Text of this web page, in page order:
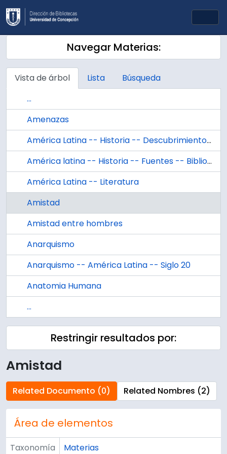
Skip to main content
Navegar Materias:
Vista de árbol Lista
Búsqueda
...
Amenazas
América Latina -- Historia -- Descubrimiento y conquista
América latina -- Historia -- Fuentes -- Bibliografías
América Latina -- Literatura
Amistad
Amistad entre hombres
Anarquismo
Anarquismo -- América Latina -- Siglo 20
Anatomia Humana
...
Restringir resultados por:
Amistad
Related Documento (0) Related Nombres (2)
Área de elementos
Taxonomía Materias